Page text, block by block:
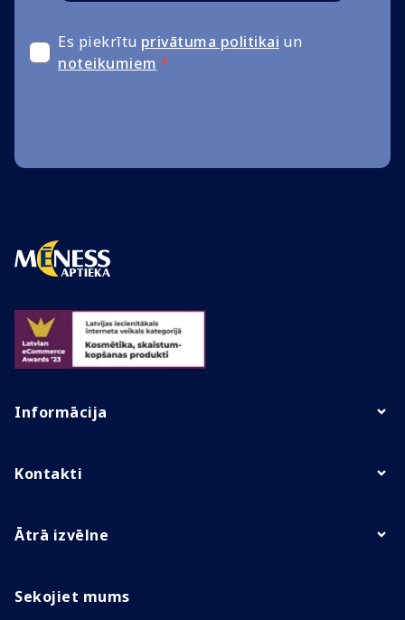
Es piekrītu privātuma politikai un
noteikumiem *
Informācija
Kontakti
Ātrā izvēlne
Sekojiet mums